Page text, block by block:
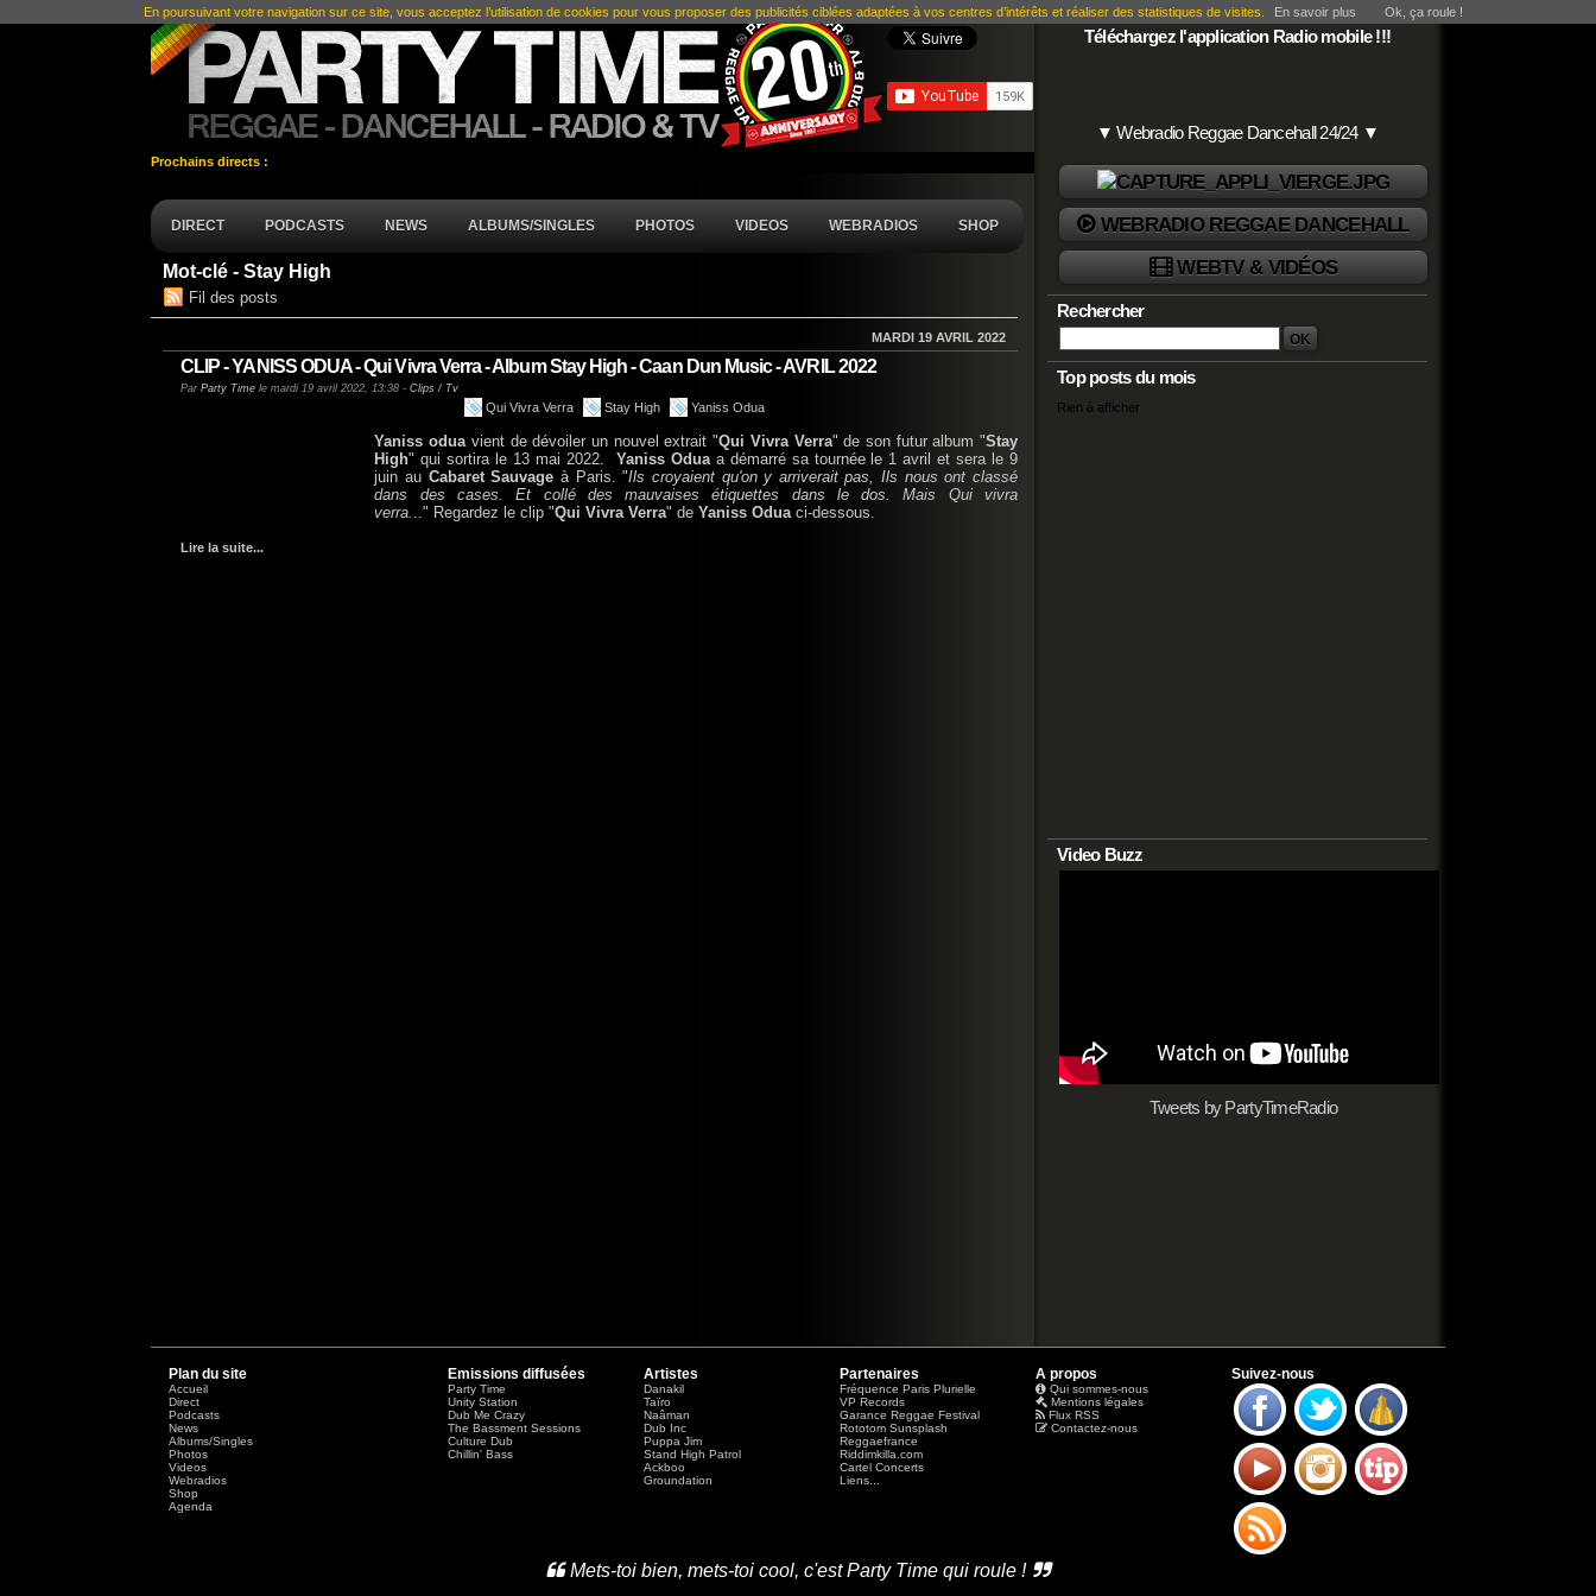
Prochains directs :
DIRECT PODCASTS NEWS ALBUMS/SINGLES PHOTOS VIDEOS WEBRADIOS SHOP
Mot-clé - Stay High
Fil des posts
MARDI 19 AVRIL 2022
CLIP - YANISS ODUA - Qui Vivra Verra - Album Stay High - Caan Dun Music - AVRIL 2022
Par Party Time le mardi 19 avril 2022, 13:38 - Clips / Tv
Qui Vivra Verra Stay High Yaniss Odua
Yaniss oduavient de dévoiler un nouvel extrait "Qui Vivra Verra" de son futur album "Stay
High" qui sortira le 13 mai 2022. Yaniss Oduaa démarré sa tournée le 1 avril et sera le 9
juin au Cabaret Sauvage à Paris. "Ils croyaient qu'on y arriverait pas, Ils nous ont classé
dans des cases. Et collé des mauvaises étiquettes dans le dos. Mais Qui vivra
verra. .." Regardez le clip "Qui Vivra Verra" deYaniss Oduaci-dessous.
Lire la suite...
Téléchargez l'application Radio mobile !!!
▼ Webradio Reggae Dancehall 24/24 ▼
WEBRADIO REGGAE DANCEHALL
WEBTV & VIDÉOS
Rechercher
Top posts du mois
Rien à afficher
Video Buzz
Tweets by PartyTimeRadio
Plan du site
Accueil
Direct
Podcasts
News
Albums/Singles
Photos
Videos
Webradios
Shop
Agenda
Emissions diffusées
Party Time
Unity Station
Dub Me Crazy
The Bassment Sessions
Culture Dub
Chillin' Bass
Artistes
Danakil
Taïro
Naâman
Dub Inc
Puppa Jim
Stand High Patrol
Ackboo
Groundation
Partenaires
Fréquence Paris Plurielle
VP Records
Garance Reggae Festival
Rototom Sunsplash
Reggaefrance
Riddimkilla.com
Cartel Concerts
Liens...
A propos
Qui sommes-nous
Mentions légales
Flux RSS
Contactez-nous
Suivez-nous
Mets-toi bien, mets-toi cool, c'est Party Time qui roule !
En poursuivant votre navigation sur ce site, vous acceptez l’utilisation de cookies pour vous proposer des publicités ciblées adaptées à vos centres d’intérêts et réaliser des statistiques de visites. En savoir plus Ok, ça roule !